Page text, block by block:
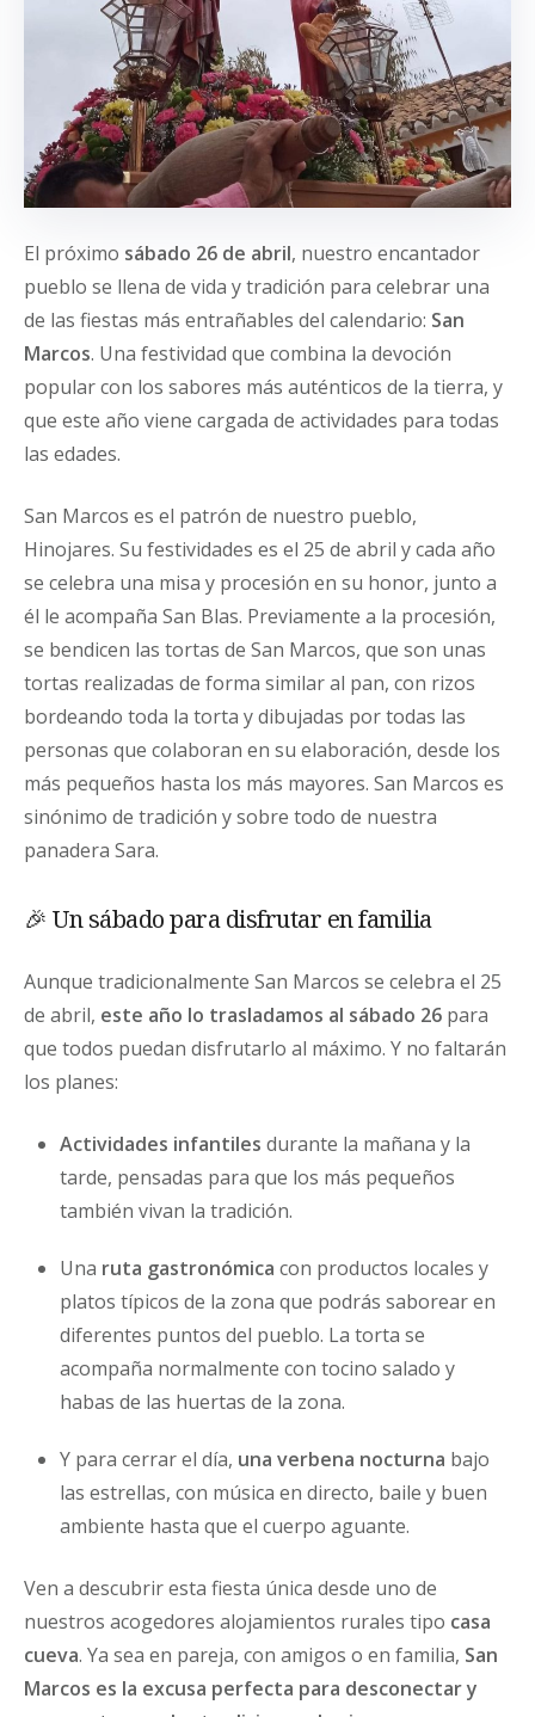
El próximo sábado 26 de abril, nuestro encantador
pueblo se llena de vida y tradición para celebrar una
de las fiestas más entrañables del calendario: San
Marcos. Una festividad que combina la devoción
popular con los sabores más auténticos de la tierra, y
que este año viene cargada de actividades para todas
las edades.
San Marcos es el patrón de nuestro pueblo,
Hinojares. Su festividades es el 25 de abril y cada año
se celebra una misa y procesión en su honor, junto a
él le acompaña San Blas. Previamente a la procesión,
se bendicen las tortas de San Marcos, que son unas
tortas realizadas de forma similar al pan, con rizos
bordeando toda la torta y dibujadas por todas las
personas que colaboran en su elaboración, desde los
más pequeños hasta los más mayores. San Marcos es
sinónimo de tradición y sobre todo de nuestra
panadera Sara.
🎉 Un sábado para disfrutar en familia
Aunque tradicionalmente San Marcos se celebra el 25
de abril, este año lo trasladamos al sábado 26 para
que todos puedan disfrutarlo al máximo. Y no faltarán
los planes:
Actividades infantiles durante la mañana y la
tarde, pensadas para que los más pequeños
también vivan la tradición.
Una ruta gastronómica con productos locales y
platos típicos de la zona que podrás saborear en
diferentes puntos del pueblo. La torta se
acompaña normalmente con tocino salado y
habas de las huertas de la zona.
Y para cerrar el día, una verbena nocturna bajo
las estrellas, con música en directo, baile y buen
ambiente hasta que el cuerpo aguante.
Ven a descubrir esta fiesta única desde uno de
nuestros acogedores alojamientos rurales tipo casa
cueva. Ya sea en pareja, con amigos o en familia, San
Marcos es la excusa perfecta para desconectar y